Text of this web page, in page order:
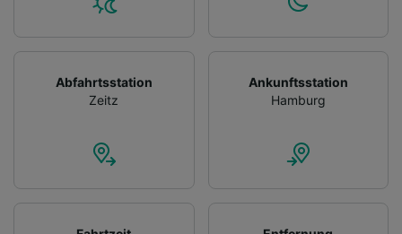
Abfahrtsstation
Zeitz
Ankunftsstation
Hamburg